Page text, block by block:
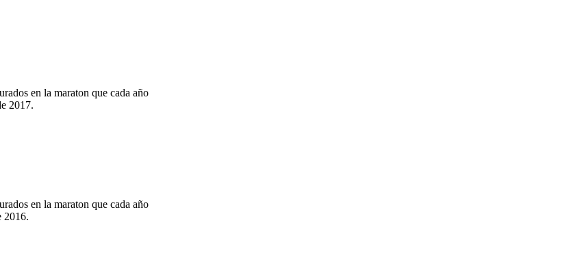
en la maraton que cada año
2017.
en la maraton que cada año
2016.